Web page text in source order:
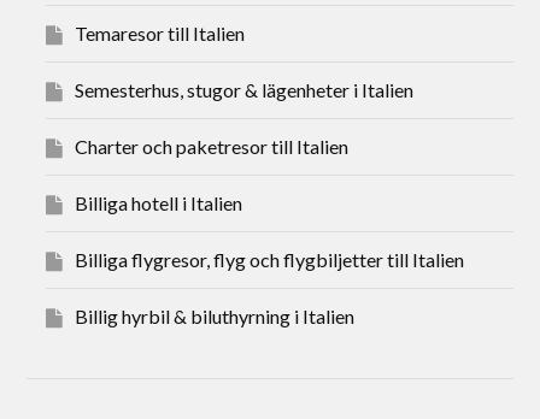
Temaresor till Italien
Semesterhus, stugor & lägenheter i Italien
Charter och paketresor till Italien
Billiga hotell i Italien
Billiga flygresor, flyg och flygbiljetter till Italien
Billig hyrbil & biluthyrning i Italien